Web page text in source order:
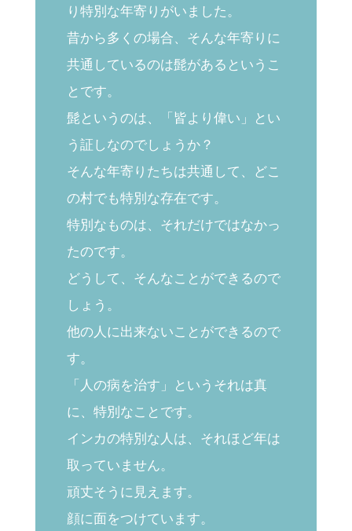
り特別な年寄りがいました。
昔から多くの場合、そんな年寄りに
共通しているのは髭があるというこ
とです。
髭というのは、「皆より偉い」とい
う証しなのでしょうか？
そんな年寄りたちは共通して、どこ
の村でも特別な存在です。
特別なものは、それだけではなかっ
たのです。
どうして、そんなことができるので
しょう。
他の人に出来ないことができるので
す。
「人の病を治す」というそれは真
に、特別なことです。
インカの特別な人は、それほど年は
取っていません。
頑丈そうに見えます。
顔に面をつけています。